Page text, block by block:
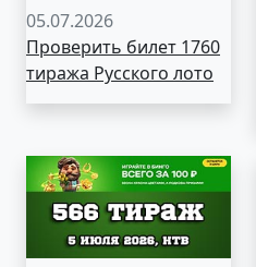
05.07.2026
Проверить билет 1760
тиража Русского лото